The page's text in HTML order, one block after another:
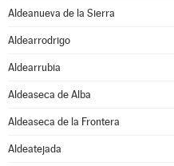
Aldeanueva de la Sierra
Aldearrodrigo
Aldearrubia
Aldeaseca de Alba
Aldeaseca de la Frontera
Aldeatejada